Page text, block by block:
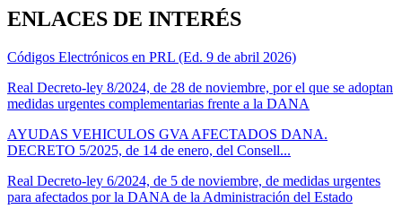
ENLACES DE INTERÉS
Códigos Electrónicos en PRL (Ed. 9 de abril 2026)
Real Decreto-ley 8/2024, de 28 de noviembre, por el que se adoptan
medidas urgentes complementarias frente a la DANA
AYUDAS VEHICULOS GVA AFECTADOS DANA.
DECRETO 5/2025, de 14 de enero, del Consell...
Real Decreto-ley 6/2024, de 5 de noviembre, de medidas urgentes
para afectados por la DANA de la Administración del Estado